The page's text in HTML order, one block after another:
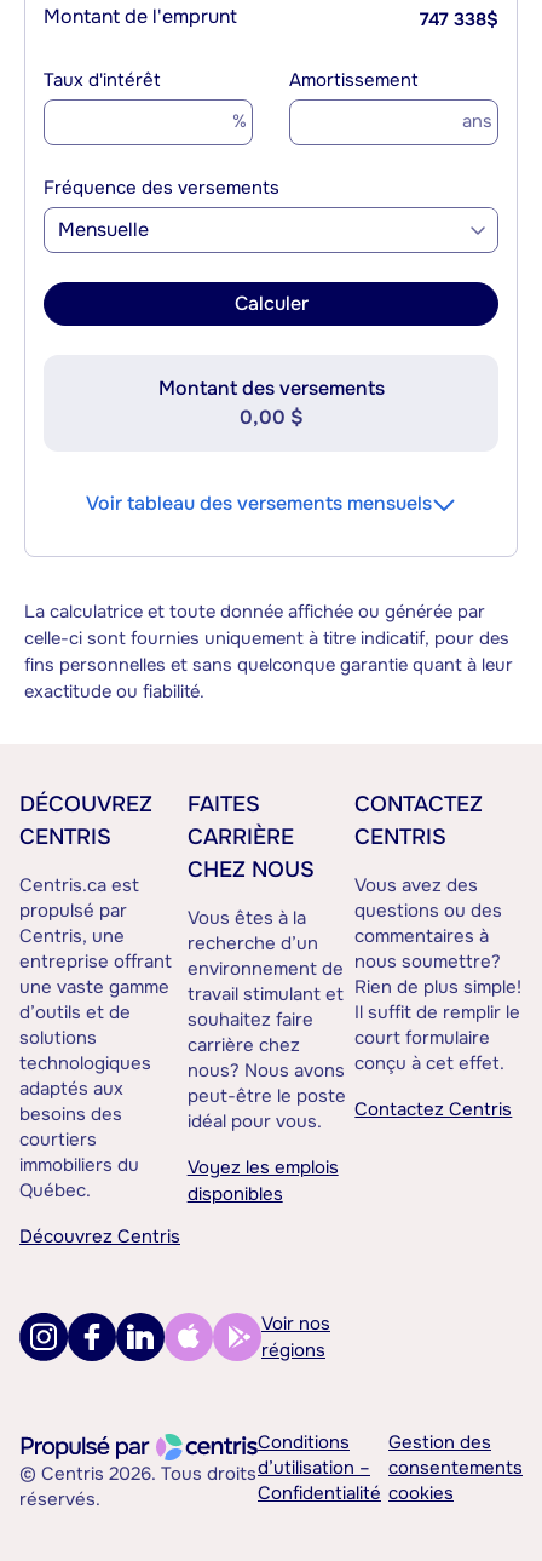
Montant de l'emprunt 747 338$
Taux d'intérêt
%
Amortissement
ans
Fréquence des versements
Mensuelle
Calculer
Montant des versements
0,00 $
Voir tableau des versements mensuels
La calculatrice et toute donnée affichée ou générée par
celle-ci sont fournies uniquement à titre indicatif, pour des
fins personnelles et sans quelconque garantie quant à leur
exactitude ou fiabilité.
DÉCOUVREZ
CENTRIS
Centris.ca est
propulsé par
Centris, une
entreprise offrant
une vaste gamme
d’outils et de
solutions
technologiques
adaptés aux
besoins des
courtiers
immobiliers du
Québec.
Découvrez Centris
FAITES
CARRIÈRE
CHEZ NOUS
Vous êtes à la
recherche d’un
environnement de
travail stimulant et
souhaitez faire
carrière chez
nous? Nous avons
peut-être le poste
idéal pour vous.
Voyez les emplois
disponibles
CONTACTEZ
CENTRIS
Vous avez des
questions ou des
commentaires à
nous soumettre?
Rien de plus simple!
Il suffit de remplir le
court formulaire
conçu à cet effet.
Contactez Centris
Voir nos
régions
© Centris 2026. Tous droits
réservés.
Conditions
d’utilisation –
Confidentialité
Gestion des
consentements
cookies